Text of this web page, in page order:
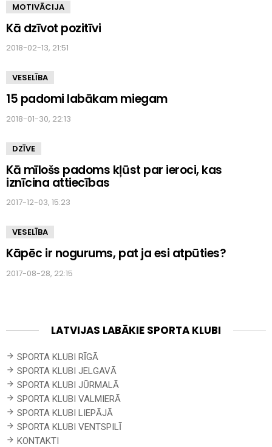
MOTIVĀCIJA
Kā dzīvot pozitīvi
2018-02-13, 21:51
VESELĪBA
15 padomi labākam miegam
2018-01-30, 22:13
DZĪVE
Kā mīlošs padoms kļūst par ieroci, kas
iznīcina attiecības
2017-12-03, 15:23
VESELĪBA
Kāpēc ir nogurums, pat ja esi atpūties?
2017-08-28, 22:15
LATVIJAS LABĀKIE SPORTA KLUBI
SPORTA KLUBI RĪGĀ
SPORTA KLUBI JELGAVĀ
SPORTA KLUBI JŪRMALĀ
SPORTA KLUBI VALMIERĀ
SPORTA KLUBI LIEPĀJĀ
SPORTA KLUBI VENTSPILĪ
KONTAKTI